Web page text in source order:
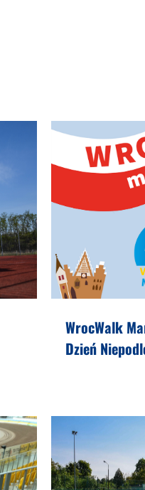
WrocWalk
Dzień